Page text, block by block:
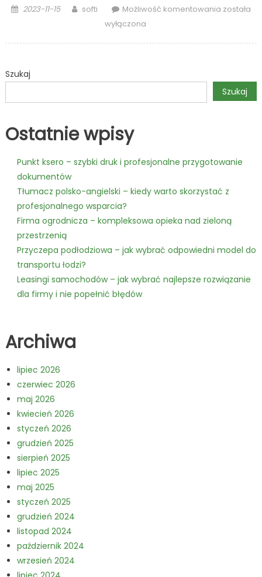
Posted
2023-11-15 Author
softi Możliwość komentowania Pasze
wybierać?
została
wyłączona
Szukaj
Szukaj
Ostatnie wpisy
Punkt ksero – szybki druk i profesjonalne przygotowanie
dokumentów
Tłumacz polsko-angielski – kiedy warto skorzystać z
profesjonalnego wsparcia?
Firma ogrodnicza – kompleksowa opieka nad zieloną
przestrzenią
Przyczepa podłodziowa – jak wybrać odpowiedni model do
transportu łodzi?
Leasingi samochodów – jak wybrać najlepsze rozwiązanie
dla firmy i nie popełnić błędów
Archiwa
lipiec 2026
czerwiec 2026
maj 2026
kwiecień 2026
styczeń 2026
grudzień 2025
sierpień 2025
lipiec 2025
maj 2025
styczeń 2025
grudzień 2024
listopad 2024
październik 2024
wrzesień 2024